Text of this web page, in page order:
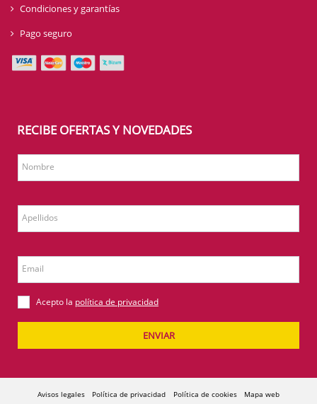
Condiciones y garantías
Pago seguro
RECIBE OFERTAS Y NOVEDADES
Nombre
Apellidos
Email
Acepto la política de privacidad
ENVIAR
Avisos legales Política de privacidad Política de cookies Mapa web